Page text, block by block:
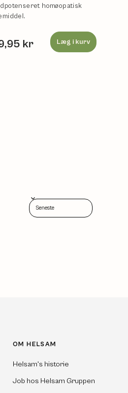
homøopatisk
kr Læg i kurv
Sort reviews by
OM HELSAM
Helsam's historie
Job hos Helsam Gruppen